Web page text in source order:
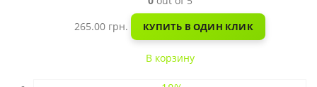
265.00 грн. КУПИТЬ В ОДИН КЛИК
В корзину